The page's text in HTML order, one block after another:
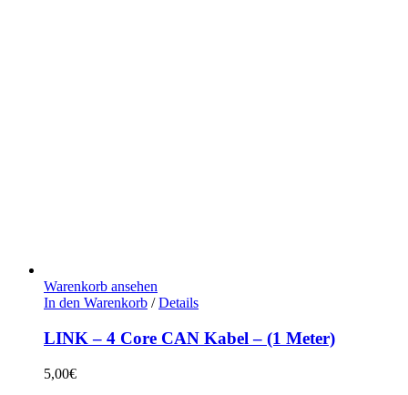
Warenkorb ansehen
In den Warenkorb / Details
LINK – 4 Core CAN Kabel – (1 Meter)
5,00€